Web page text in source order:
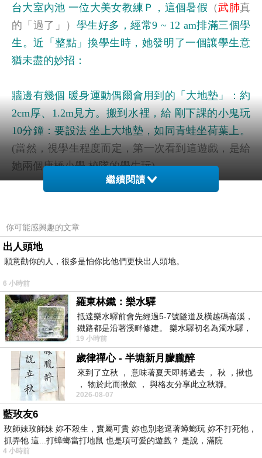
台大室內池 一位大美女教練Ｐ，這個暑假 （武肺真
的「過了」） 學生好多，經常9 ~ 12 am排滿三個學
生。近「整點」換學生時，她發明了一個讓學生意
猶未盡的妙招：
牆邊有幾個 暖身運動偶爾會用到的「大地墊」：約
2cm厚、 1.2m見方。搬到水裡，給 剛下課的小鬼玩
10分鐘：要設法 坐上大地墊，如同青蛙坐荷葉上。
(當然，視學生程度而定，第一次看到這遊戲，是給
她兩個康橋小學 校隊的學生玩)
教練 又在讓小鬼玩。小Ｒ就涎著臉問：「我們可以
拿兩塊
且P下一班的學生 是初學，年紀很小，可以只用水
道的一頭。我倆大概玩了大概有
只達成第一步：坐上去；尚無法「跪立」
開腿。數到
10) 更別說 站立----當然我們的體重，
也是無法成功的原因吧~ (小R很聰明，她覺得總要
體會一下「成功的滋味」，所以疊兩塊來跪，疊三
塊來站，我站三塊
已經是「天時地利人和」才玩得「成」的 ～
繼續閱讀
你可能感興趣的文章
出人頭地
願意勸你的人，很多是怕你比他們更快出人頭地。
6 小時前
羅東林鐵：樂水驛
抵達樂水驛前會先經過5-7號隧道及橫越碼崙溪，
鐵路都是沿著溪畔修建。 樂水驛初名為濁水驛，
但因與臺鐵集集線車站同名，於1953
19 小時前
歲律禪心 - 半塘新月朦朧醉
來到了立秋 ， 意味著夏天即將過去 ， 秋 ，揪也
， 物於此而揪歛 ， 與格友分享此立秋聯。
2026-08-07
藍玫友6
玫師妹玫師妹 妳不殺生，實屬可貴 妳也別老逗著蟑螂玩 妳不打死牠，
抓弄牠 這...打蟑螂當打地鼠 也是項可愛的遊戲？ 是說，滿院
4 小時前